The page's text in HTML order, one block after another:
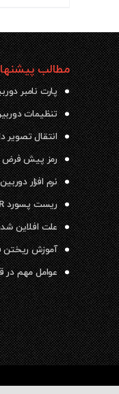
مطالب
پارت نامبر
تنظیمات
انتقال تصویر
رمز پیش فرض
نرم افزار
ریست پسورد DVR داهوا
علت افلاین
آموزش ریختن
عوامل مهم در